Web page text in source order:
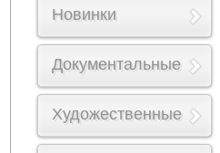
Новинки
Документальные
Художественные